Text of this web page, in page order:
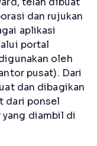
dan rujukan
aplikasi
portal
oleh
pusat). Dari
dan dibagikan
dari ponsel
yang diambil di